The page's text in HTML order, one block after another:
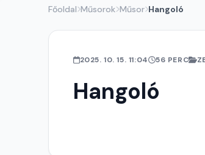
Főoldal Műsorok Műsor Hangoló
2025. 10. 15. 11:04 56 PERC
Hangoló